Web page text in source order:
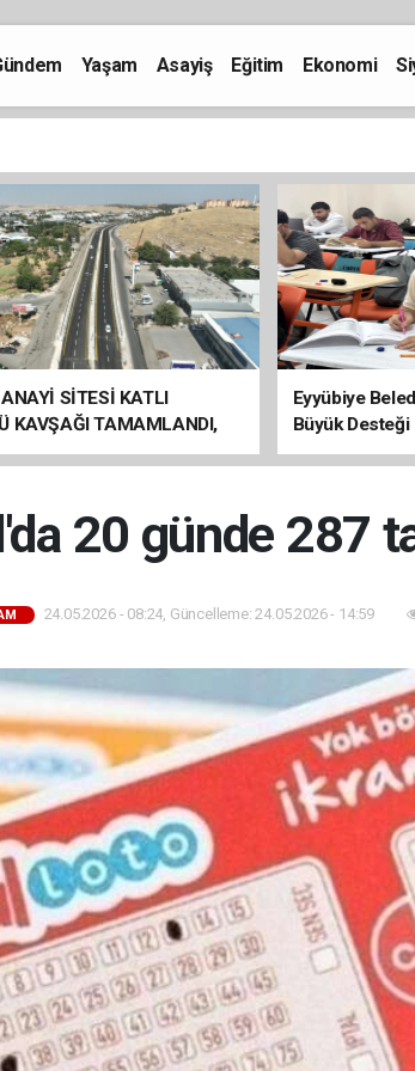
Yaşam Asayiş Eğitim Ekonomi
SİTESİ KATLI
KAVŞAĞI TAMAMLANDI,
BAŞLADI
Eyyübiye
Büyük Desteği
20 günde 287
24.05.2026 - 08:24, Güncelleme: 24.05.2026 - 14:59